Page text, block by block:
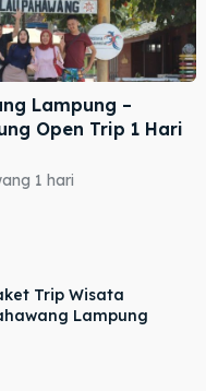
Lampung –
Open Trip 1 Hari
1 hari
Trip Wisata
Lampung